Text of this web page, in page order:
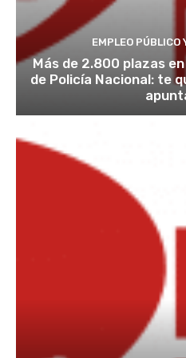
EMPLEO PÚBLICO
Más de 2.800 plazas
de Policía Nacional: te